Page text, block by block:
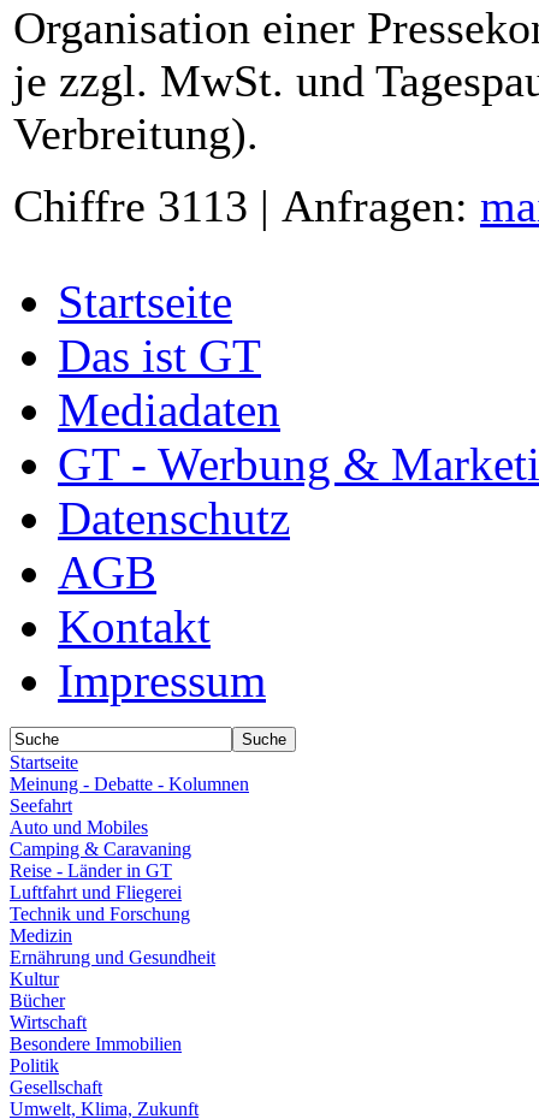
Organisation einer
je zzgl. MwSt. und
Verbreitung).
Chiffre 3113 | Anfragen:
Startseite
Das ist GT
Mediadaten
GT - Werbung &
Datenschutz
AGB
Kontakt
Impressum
Startseite
Meinung - Debatte - Kolumnen
Seefahrt
Auto und Mobiles
Camping & Caravaning
Reise - Länder in GT
Luftfahrt und Fliegerei
Technik und Forschung
Medizin
Ernährung und Gesundheit
Kultur
Bücher
Wirtschaft
Besondere Immobilien
Politik
Gesellschaft
Umwelt, Klima, Zukunft